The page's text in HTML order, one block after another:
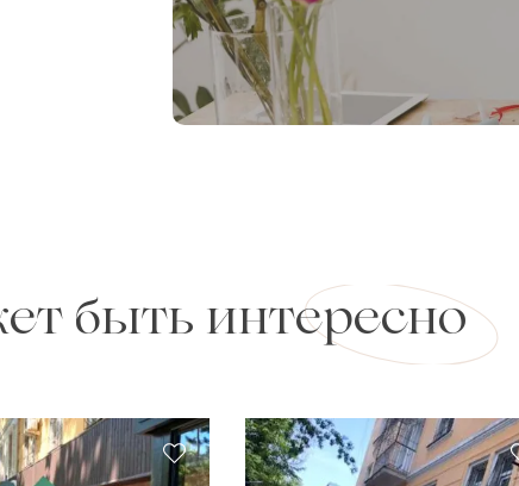
быть интересно